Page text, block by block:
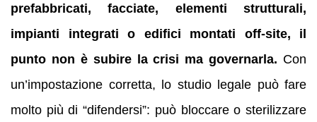
prefabbricati, facciate, elementi strutturali,
impianti integrati o edifici montati off-site, il
punto non è subire la crisi ma governarla. Con
un’impostazione corretta, lo studio legale può fare
molto più di “difendersi”: può bloccare o sterilizzare